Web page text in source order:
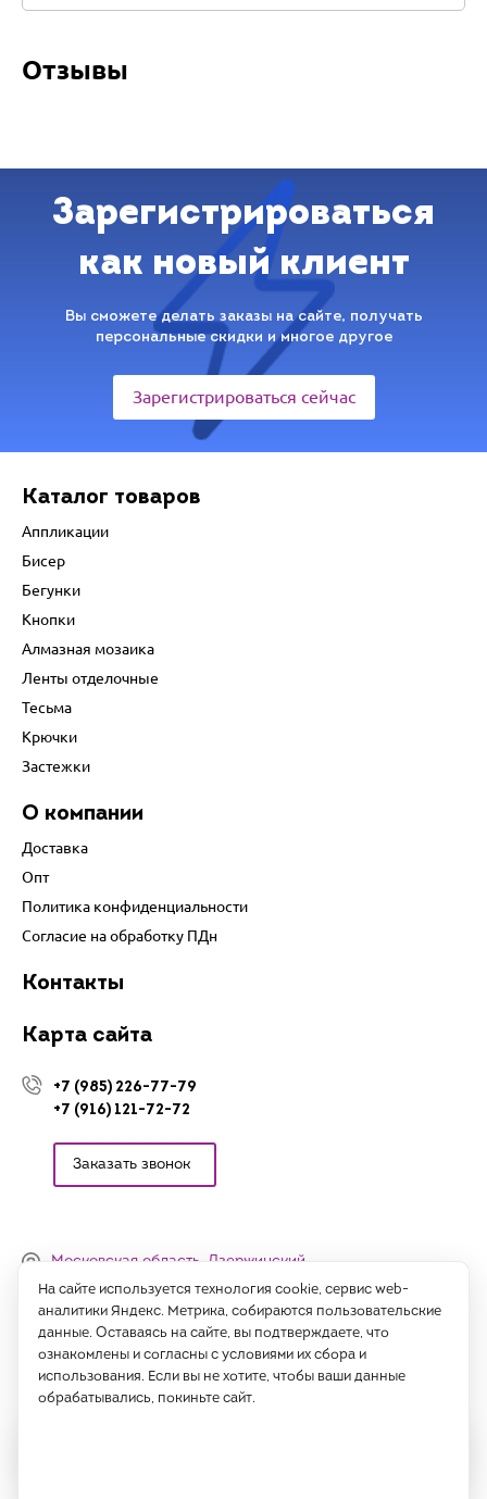
Отзывы
Зарегистрироваться
как новый клиент
Вы сможете делать заказы на сайте, получать
персональные скидки и многое другое
Зарегистрироваться сейчас
Каталог товаров
Аппликации
Бисер
Бегунки
Кнопки
Алмазная мозаика
Ленты отделочные
Тесьма
Крючки
Застежки
О компании
Доставка
Опт
Политика конфиденциальности
Согласие на обработку ПДн
Контакты
Карта сайта
+7 (985) 226-77-79
+7 (916) 121-72-72
Заказать звонок
Московская область, Дзержинский,
Денисьевский проезд, 15 (офис)
Часы работы:
с 09:00 до 18:00, сб-вс - выходные
Написать нам
На сайте используется технология cookie, сервис web-
аналитики Яндекс. Метрика, собираются пользовательские
данные. Оставаясь на сайте, вы подтверждаете, что
ознакомлены и согласны с условиями их сбора и
использования. Если вы не хотите, чтобы ваши данные
обрабатывались, покиньте сайт.